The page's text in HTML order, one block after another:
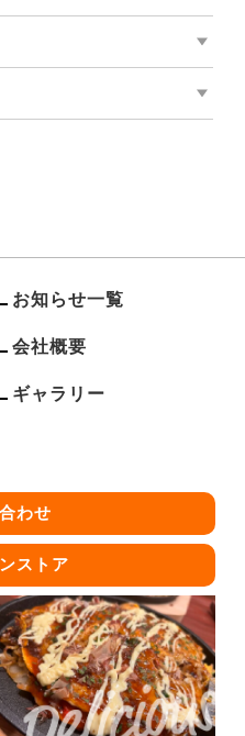
お知らせ一覧
会社概要
ギャラリー
わせ
ストア